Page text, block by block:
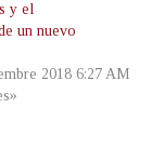
y el
un nuevo
2018 6:27 AM